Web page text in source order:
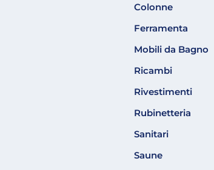
Colonne
Ferramenta
Mobili da Bagno
Ricambi
Rivestimenti
Rubinetteria
Sanitari
Saune